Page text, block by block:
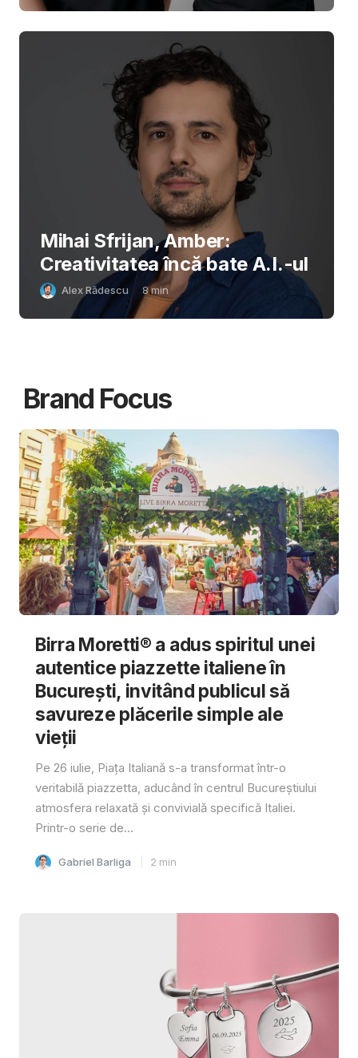
Mihai Sfrijan, Amber:
Creativitatea încă bate A.I.-ul
Alex Rădescu 8min
Brand Focus
Birra Moretti® a adus spiritul unei
autentice piazzette italiene în
București, invitând publicul să
savureze plăcerile simple ale
vieții
Pe 26 iulie, Piața Italiană s-a transformat într-o
veritabilă piazzetta, aducând în centrul Bucureștiului
atmosfera relaxată și convivială specifică Italiei.
Printr-o serie de...
Gabriel Barliga 2 min